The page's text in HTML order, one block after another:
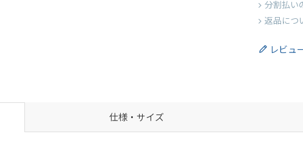
分割払い
返品につ
レビュ
仕様・サイズ